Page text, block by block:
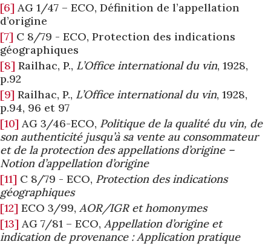
[6] AG 1/47 – ECO, Définition de l’appellation
d’origine
[7] C 8/79 - ECO, Protection des indications
géographiques
[8] Railhac, P., L’Office international du vin, 1928,
p.92
[9] Railhac, P., L’Office international du vin, 1928,
p.94, 96 et 97
[10] AG 3/46-ECO, Politique de la qualité du vin, de
son authenticité jusqu’à sa vente au consommateur
et de la protection des appellations d’origine –
Notion d’appellation d’origine
[11] C 8/79 - ECO, Protection des indications
géographiques
[12] ECO 3/99, AOR/IGR et homonymes
[13] AG 7/81 – ECO, Appellation d’origine et
indication de provenance : Application pratique